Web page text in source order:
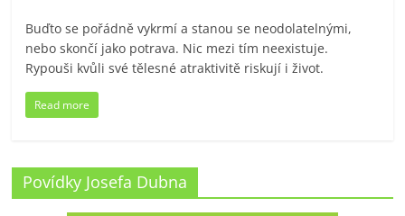
Buďto se pořádně vykrmí a stanou se neodolatelnými,
nebo skončí jako potrava. Nic mezi tím neexistuje.
Rypouši kvůli své tělesné atraktivitě riskují i život.
Read more
Povídky Josefa Dubna